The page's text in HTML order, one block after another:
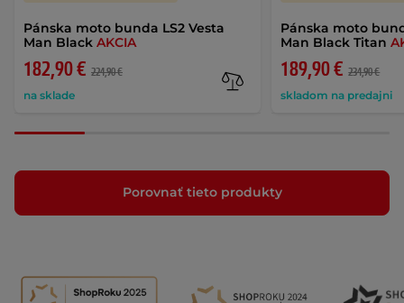
Pánska moto bunda LS2 Vesta
Man Black AKCIA
182,90 € 224,90 €
na sklade
Pánska moto
Man Black Titan
189,90 € 234,90 €
skladom na predajni
Porovnať tieto produkty